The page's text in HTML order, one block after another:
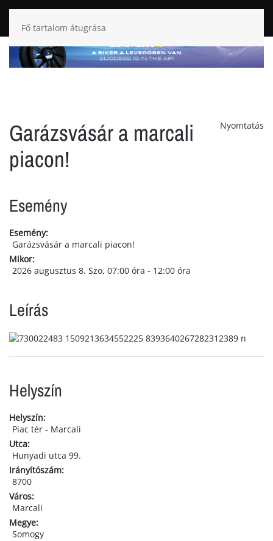
Fő tartalom átugrása
Nyomtatás
Garázsvásár a marcali
piacon!
Esemény
Esemény:
Garázsvásár a marcali piacon!
Mikor:
2026 augusztus 8. Szo, 07:00 óra - 12:00 óra
Leírás
Helyszín
Helyszín:
Piac tér - Marcali
Utca:
Hunyadi utca 99.
Irányítószám:
8700
Város:
Marcali
Megye:
Somogy